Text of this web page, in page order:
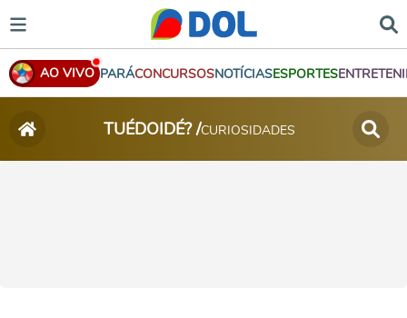
AO VIVO PARÁCONCURSOSNOTÍCIASESPORTES
TUÉDOIDÉ? /CURIOSIDADES